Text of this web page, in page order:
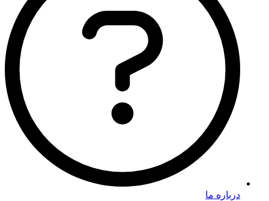
درباره ما